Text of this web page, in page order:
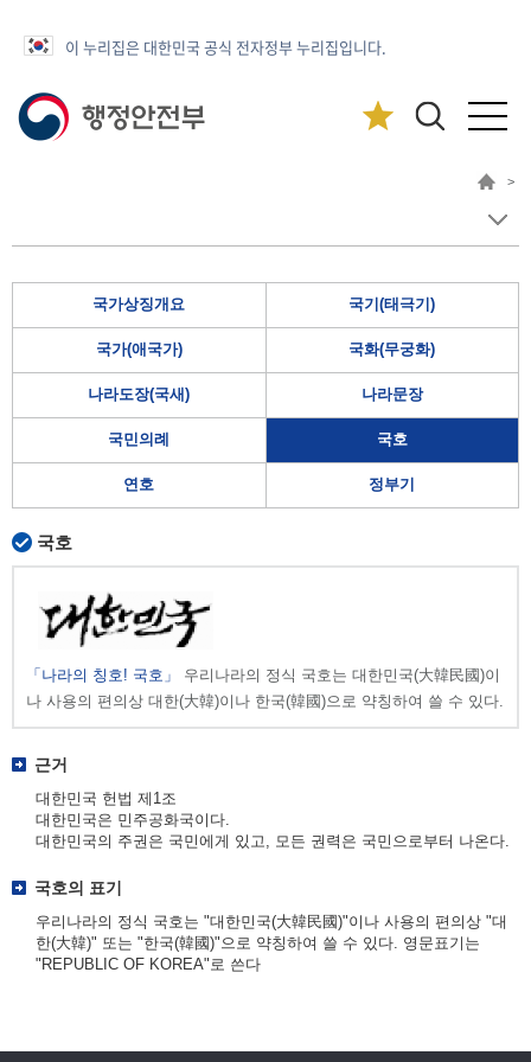
이 누리집은 대한민국 공식 전자정부 누리집입니다.
>
국가상징개요 국기(태극기)
국가(애국가) 국화(무궁화)
나라도장(국새) 나라문장
국민의례 국호
연호 정부기
국호
「나라의 칭호! 국호」
우리나라의 정식 국호는 대한민국(大韓民國)이
나 사용의 편의상 대한(大韓)이나 한국(韓國)으로 약칭하여 쓸 수 있다.
근거
대한민국 헌법 제1조
대한민국은 민주공화국이다.
대한민국의 주권은 국민에게 있고, 모든 권력은 국민으로부터 나온다.
국호의 표기
우리나라의 정식 국호는 "대한민국(大韓民國)"이나 사용의 편의상 "대
한(大韓)" 또는 "한국(韓國)"으로 약칭하여 쓸 수 있다. 영문표기는
"REPUBLIC OF KOREA"로 쓴다